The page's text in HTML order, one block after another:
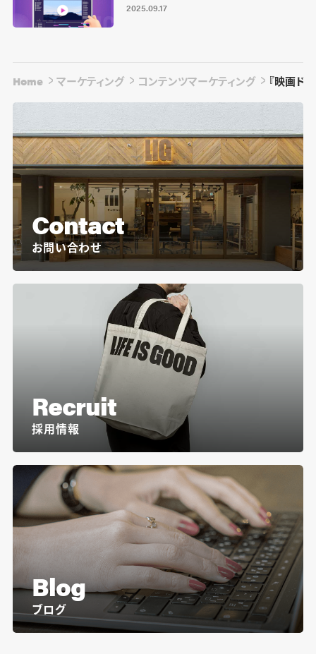
2025.09.17
Home マーケティング コンテンツマーケティング 『映画ド
Contact
お問い合わせ
Recruit
採用情報
Blog
ブログ